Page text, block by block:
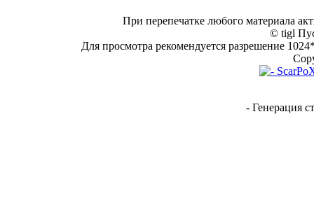
При перепечатке любого материала
© tigl
Для просмотра рекомендуется разрешение
- Генерация